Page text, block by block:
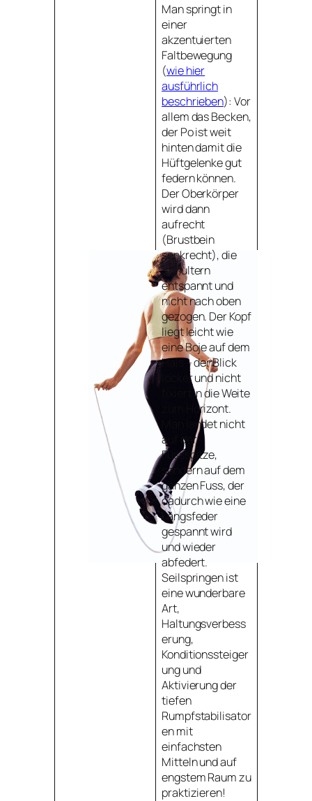
Man springt in
einer
akzentuierten
Faltbewegung
(wie hier
ausführlich
beschrieben): Vor
allem das Becken,
der Po ist weit
hinten damit die
Hüftgelenke gut
federn können.
Der Oberkörper
wird dann
aufrecht
(Brustbein
senkrecht), die
Schultern
entspannt und
nicht nach oben
gezogen. Der Kopf
liegt leicht wie
eine Boje auf dem
Hals – der Blick
locker und nicht
fixiert in die Weite
zum Horizont.
Man landet nicht
auf der
Fussspitze,
sondern auf dem
ganzen Fuss, der
dadurch wie eine
Längsfeder
gespannt wird
und wieder
abfedert.
Seilspringen ist
eine wunderbare
Art,
Haltungsverbess
erung,
Konditionssteiger
ung und
Aktivierung der
tiefen
Rumpfstabilisator
en mit
einfachsten
Mitteln und auf
engstem Raum zu
praktizieren!